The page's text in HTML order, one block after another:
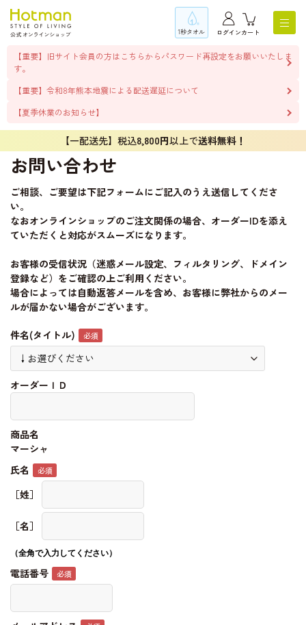
1秒タオル ログインカート
【重要】旧サイト会員の方はこちらからパスワード再設定をお願いいたしま
す。
【重要】令和8年熊本地震による配送遅延について
【夏季休業のお知らせ】
【一配送先】税込8,800円以上で送料無料！
お問い合わせ
ご相談、ご要望は下記フォームにご記入のうえ送信してくださ
い。
なおオンラインショップのご注文関係の場合、オーダーIDを添え
ていただくと対応がスムーズになります。
お客様の受信状況（迷惑メール設定、フィルタリング、ドメイン
登録など）をご確認の上ご利用ください。
場合によっては自動返答メールを含め、お客様に弊社からのメー
ルが届かない場合がございます。
件名(タイトル)
オーダーＩＤ
商品名
マーシャ
氏名
［姓］
［名］
（全角で入力してください）
電話番号